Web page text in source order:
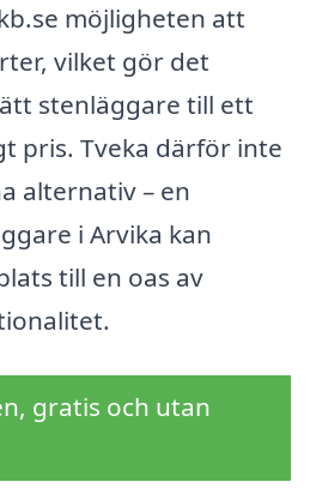
möjligheten att
vilket gör det
stenläggare till ett
pris. Tveka därför inte
alternativ – en
i Arvika kan
till en oas av
gratis och utan